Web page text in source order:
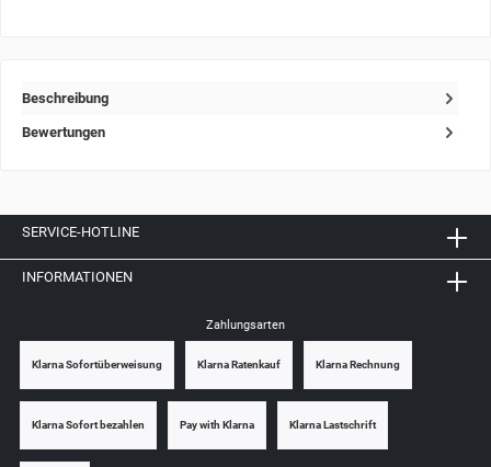
Beschreibung
Bewertungen
SERVICE-HOTLINE
INFORMATIONEN
Zahlungsarten
Klarna Sofortüberweisung Klarna Ratenkauf Klarna Rechnung
Klarna Sofort bezahlen Pay with Klarna Klarna Lastschrift